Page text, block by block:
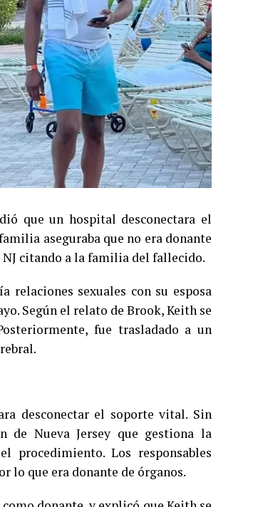
que un hospital desconectara el
aseguraba que no era donante
citando a la familia del fallecido.
relaciones sexuales con su esposa
Según el relato de Brook, Keith se
fue trasladado a un
desconectar el soporte vital. Sin
de Nueva Jersey que gestiona la
procedimiento. Los responsables
lo que era donante de órganos.